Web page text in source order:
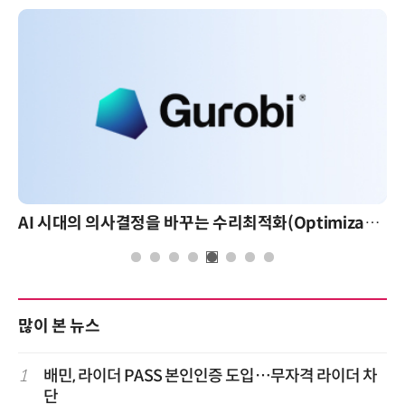
AI 시대의 의사결정을 바꾸는 수리최적화(Optimization): 실제 산업 적용 사례와 활용 전략
많이 본 뉴스
1
배민, 라이더 PASS 본인인증 도입…무자격 라이더 차
단